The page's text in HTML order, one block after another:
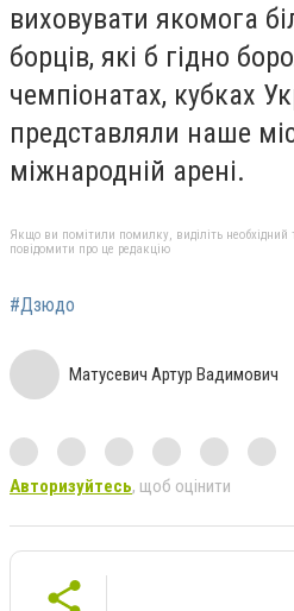
виховувати якомога
борців, які б гідно
чемпіонатах, кубках
представляли наше
міжнародній арені.
Якщо ви помітили помилку, виділіть необхідний
повідомити про це редакцію
#Дзюдо
Матусевич Артур Вадимович
Авторизуйтесь, щоб оцінити